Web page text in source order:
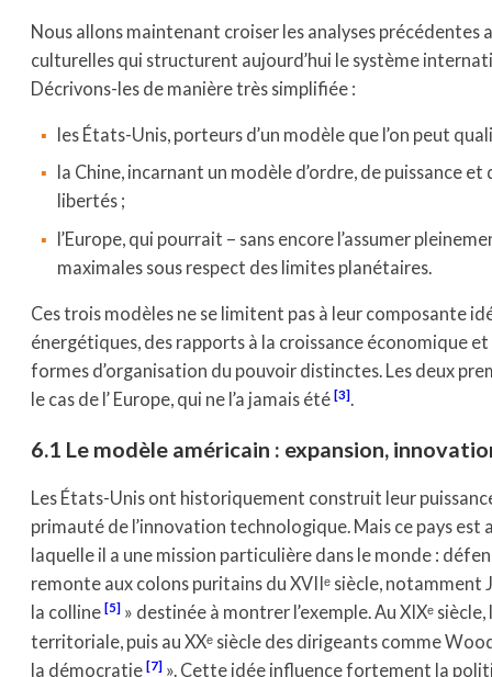
Nous allons maintenant croiser les analyses
culturelles qui structurent aujourd’hui le système
Décrivons-les de manière très simplifiée :
les États-Unis, porteurs d’un modèle que l’on peut
la Chine, incarnant un modèle d’ordre, de puissance
libertés ;
l’Europe, qui pourrait – sans encore l’assumer
maximales sous respect des limites planétaires.
Ces trois modèles ne se limitent pas à leur composante
énergétiques, des rapports à la croissance économique
formes d’organisation du pouvoir distinctes. Les deux
le cas de l’ Europe, qui ne l’a jamais été 3 .
6.1 Le modèle américain : expansion,
Les États-Unis ont historiquement construit leur
primauté de l’innovation technologique. Mais ce pays est
laquelle il a une mission particulière dans le monde :
remonte aux colons puritains du XVIIᵉ siècle,
la colline
5 » destinée à montrer l’exemple. Au XIXᵉ
territoriale, puis au XXᵉ siècle des dirigeants comme
la démocratie
7 ». Cette idée influence fortement la